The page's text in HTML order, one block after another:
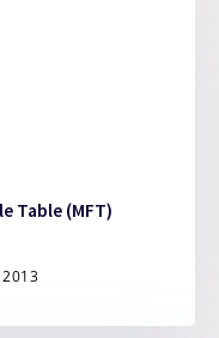
Table (MFT)